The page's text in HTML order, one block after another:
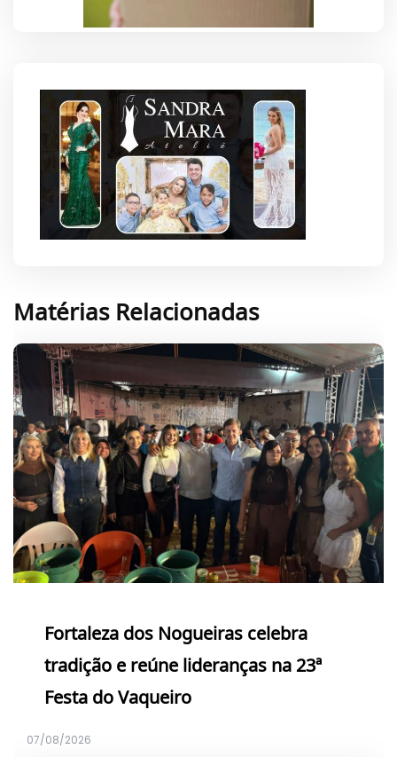
Matérias Relacionadas
Fortaleza dos Nogueiras celebra
tradição e reúne lideranças na 23ª
Festa do Vaqueiro
07/08/2026